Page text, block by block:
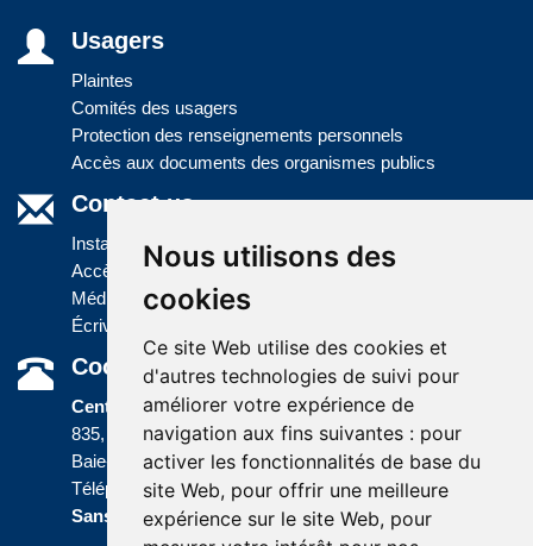
Nous utilisons des
cookies
Ce site Web utilise des cookies et
d'autres technologies de suivi pour
améliorer votre expérience de
navigation aux fins suivantes : pour
activer les fonctionnalités de base du
site Web, pour offrir une meilleure
expérience sur le site Web, pour
Usagers
Plaintes
Comités des usagers
Protection des renseignements personnels
Accès aux documents des organismes publics
Contact us
Installations
Accès à l'information
Médias
Écrivez-nous
Coordonnées
Centre administratif
835, boulevard Jolliet
Baie-Comeau (Québec) G5C 1P5
Téléphone :418 589-9845 ou
Sans frais : 1 800 463-5142